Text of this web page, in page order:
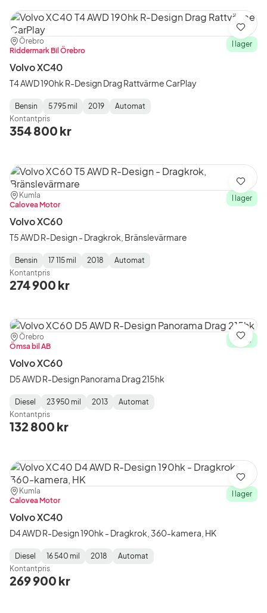
Plats:
Örebro
Återförsäljare:
Riddermark Bil Örebro
I lager
Volvo XC40
T4 AWD 190hk R-Design Drag Rattvärme CarPlay
Fuel
Type:
Bensin
Mätarställning:
5 795 mil
Model
Year:
2019
Gearbox
Type:
Automat
Kontantpris
354 800 kr
Spara
Plats:
Kumla
Återförsäljare:
Calovea Motor
I lager
Volvo XC60
T5 AWD R-Design - Dragkrok, Bränslevärmare
Fuel
Type:
Bensin
Mätarställning:
17 115 mil
Model
Year:
2018
Gearbox
Type:
Automat
Kontantpris
274 900 kr
Spara
Plats:
Örebro
Återförsäljare:
Ömsa bil AB
I lager
Volvo XC60
D5 AWD R-Design Panorama Drag 215hk
Fuel
Type:
Diesel
Mätarställning:
23 950 mil
Model
Year:
2013
Gearbox
Type:
Automat
Kontantpris
132 800 kr
Spara
Plats:
Kumla
Återförsäljare:
Calovea Motor
I lager
Volvo XC40
D4 AWD R-Design 190hk - Dragkrok, 360-kamera, HK
Fuel
Type:
Diesel
Mätarställning:
16 540 mil
Model
Year:
2018
Gearbox
Type:
Automat
Kontantpris
269 900 kr
Spara